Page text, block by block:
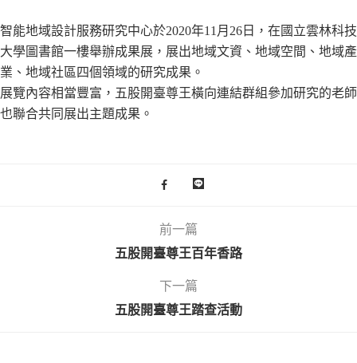
智能地域設計服務研究中心於2020年11月26日，在國立雲林科技
大學圖書館一樓舉辦成果展，展出地域文資、地域空間、地域產
業、地域社區四個領域的研究成果。
展覽內容相當豐富，五股開臺尊王橫向連結群組參加研究的老師
也聯合共同展出主題成果。
前一篇
五股開臺尊王百年香路
下一篇
五股開臺尊王踏查活動